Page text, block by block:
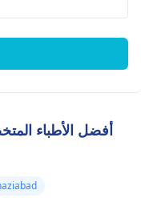
أفضل الأطباء